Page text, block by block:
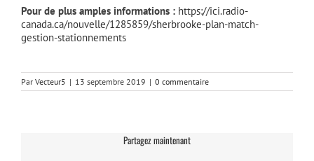
Pour de plus amples informations : https://ici.radio-
canada.ca/nouvelle/1285859/sherbrooke-plan-match-
gestion-stationnements
Par Vecteur5 | 13 septembre 2019 | 0 commentaire
Partagez maintenant